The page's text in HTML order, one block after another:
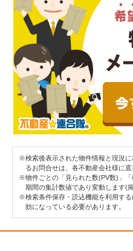
※検索後表示された物件情報と現況
るお問合せは、各不動産会社様に直
※物件ごとの「見られた数(PV数)」
期間の集計数値であり変動します(
※検索条件保存・読込機能を利用す
効になっている必要があります。